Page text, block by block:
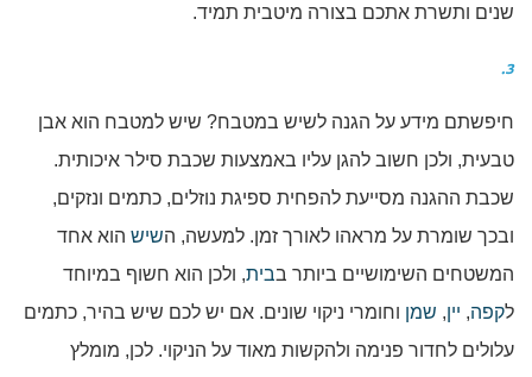
שנים ותשרת אתכם בצורה מיטבית תמיד.
3.
חיפשתם מידע על הגנה לשיש במטבח? שיש למטבח הוא אבן
טבעית, ולכן חשוב להגן עליו באמצעות שכבת סילר איכותית.
שכבת ההגנה מסייעת להפחית ספיגת נוזלים, כתמים ונזקים,
ובכך שומרת על מראהו לאורך זמן. למעשה, השיש הוא אחד
המשטחים השימושיים ביותר בבית, ולכן הוא חשוף במיוחד
לקפה, יין, שמן וחומרי ניקוי שונים. אם יש לכם שיש בהיר, כתמים
עלולים לחדור פנימה ולהקשות מאוד על הניקוי. לכן, מומלץ